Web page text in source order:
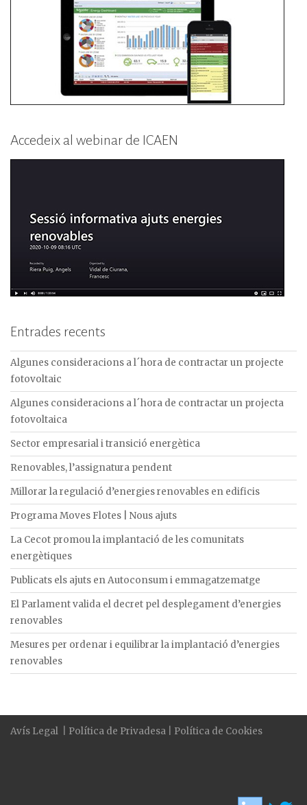
Accedeix al webinar de ICAEN
Entrades recents
Algunes consideracions a l´hora de contractar un projecte
fotovoltaic
Algunes consideracions a l´hora de contractar un projecta
fotovoltaica
Sector empresarial i transició energètica
Renovables, l’assignatura pendent
Millorar la regulació d’energies renovables en edificis
Programa Moves Flotes | Nous ajuts
La Cecot promou la implantació de les comunitats
energètiques
Publicats els ajuts en Autoconsum i emmagatzematge
El Parlament valida el decret pel desplegament d’energies
renovables
Mesures per ordenar i equilibrar la implantació d’energies
renovables
Avís Legal Política de Privadesa Política de Cookies